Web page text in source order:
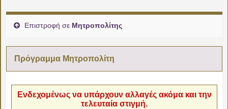
Επιστροφή σε Μητροπολίτης
Πρόγραμμα Μητροπολίτη
Ενδεχομένως να υπάρχουν αλλαγές ακόμα και την
τελευταία στιγμή.
02:00